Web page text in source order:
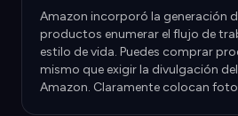
Amazon incorporó la generación
productos enumerar el flujo de
estilo de vida. Puedes comprar
mismo que exigir la divulgación
Amazon. Claramente colocan